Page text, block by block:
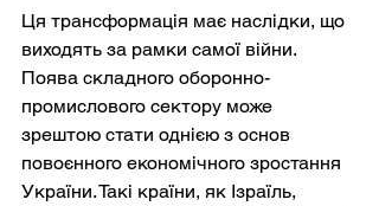
Ця трансформація має наслідки, що
виходять за рамки самої війни.
Поява складного оборонно-
промислового сектору може
зрештою стати однією з основ
повоєнного економічного зростання
України. Такі країни, як Ізраїль,